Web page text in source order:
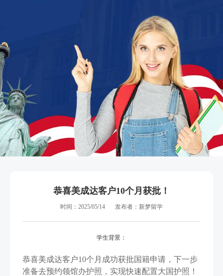
恭喜美成达客户10个月获批！
时间：2025/05/14 发布者：新梦留学
学生背景：
恭喜美成达客户10个月成功获批国籍申请，下一步
准备去预约领馆办护照，实现快速配置大国护照！